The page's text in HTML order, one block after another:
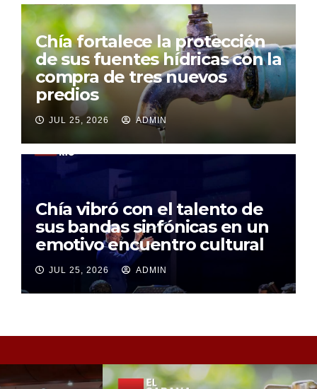
Chía fortalece la protección
de sus fuentes hídricas con la
compra de tres nuevos
predios
JUL 25, 2026 ADMIN
Chía vibró con el talento de
sus bandas sinfónicas en un
emotivo encuentro cultural
JUL 25, 2026 ADMIN